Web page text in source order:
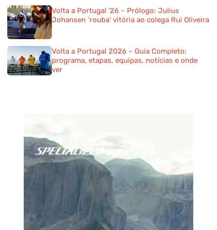
Volta a Portugal ’26 – Prólogo: Julius
Johansen ‘rouba’ vitória ao colega Rui Oliveira
Volta a Portugal 2026 – Guia Completo:
programa, etapas, equipas, notícias e onde
ver